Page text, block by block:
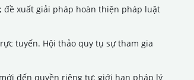
đề xuất giải pháp hoàn thiện pháp luật
tuyến. Hội thảo quy tụ sự tham gia
đến quyền riêng tư; giới hạn pháp lý